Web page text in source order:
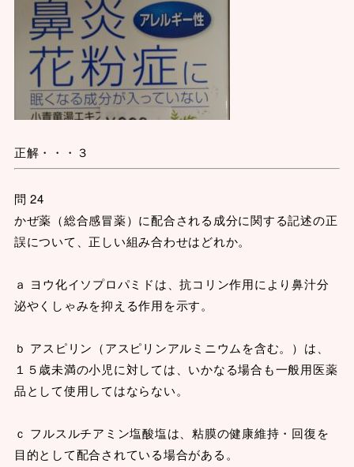
正解・・・３
問 24
かぜ薬（総合感冒薬）に配合される成分に関する記述の正
誤について、正しい組み合わせはどれか。
ａ ヨウ化イソプロパミドは、抗コリン作用により鼻汁分
泌やくしゃみを抑える作用を示す。
ｂ アスピリン（アスピリンアルミニウムを含む。）は、
１５歳未満の小児に対しては、いかなる場合も一般用医薬
品として使用してはならない。
ｃ フルスルチアミン塩酸塩は、粘膜の健康維持・回復を
目的として配合されている場合がある。